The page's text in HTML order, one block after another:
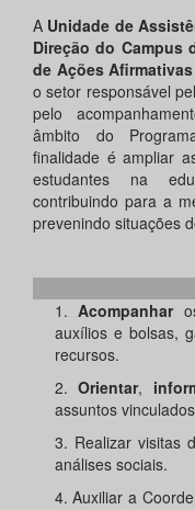
A Unidade de
Direção do Campus
de Ações
o setor responsável
pelo
âmbito do
finalidade é ampliar
estudantes na
contribuindo para a
prevenindo situações
1.Acompanhar
auxílios e bolsas,
recursos.
2.Orientar,
assuntos
3. Realizar visitas
análises sociais.
4. Auxiliar a